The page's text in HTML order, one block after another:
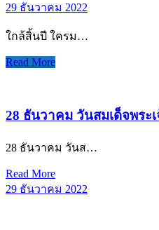
29 ธันวาคม 2022
ใกล้สิ้นปี ใครม…
Read More
28 ธันวาคม วันสมเด็จพระ
28 ธันวาคม วันส…
Read More
29 ธันวาคม 2022